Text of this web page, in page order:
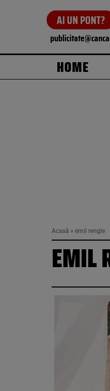
AI UN PONT?
HOME
Acasă » emil rengle
EMIL